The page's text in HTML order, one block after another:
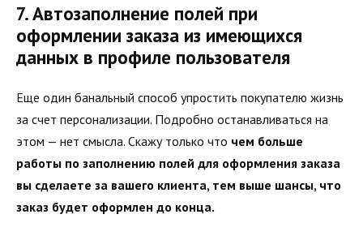
7. Автозаполнение полей при
оформлении заказа из имеющихся
данных в профиле пользователя
Еще один банальный способ упростить покупателю жизнь
за счет персонализации. Подробно останавливаться на
этом — нет смысла. Скажу только что чем больше
работы по заполнению полей для оформления заказа
вы сделаете за вашего клиента, тем выше шансы, что
заказ будет оформлен до конца.